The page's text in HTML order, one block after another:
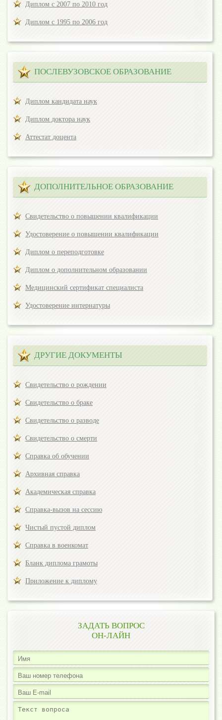
Диплом с 2007 по 2010 год
Диплом с 1995 по 2006 год
ПОСЛЕВУЗОВСКОЕ ОБРАЗОВАНИЕ
Диплом кандидата наук
Диплом доктора наук
Аттестат доцента
ДОПОЛНИТЕЛЬНОЕ ОБРАЗОВАНИЕ
Свидетельство о повышении квалификации
Удостоверение о повышении квалификации
Диплом о переподготовке
Диплом о дополнительном образовании
Медицинский сертификат специалиста
Удостоверение интернатуры
ДРУГИЕ ДОКУМЕНТЫ
Свидетельство о рождении
Свидетельство о браке
Свидетельство о разводе
Свидетельство о смерти
Справка об обучении
Архивная справка
Академическая справка
Справка-вызов на сессию
Чистый пустой диплом
Справка в военкомат
Бланк диплома грамоты
Приложение к диплому
ЗАДАТЬ ВОПРОС
ОН-ЛАЙН